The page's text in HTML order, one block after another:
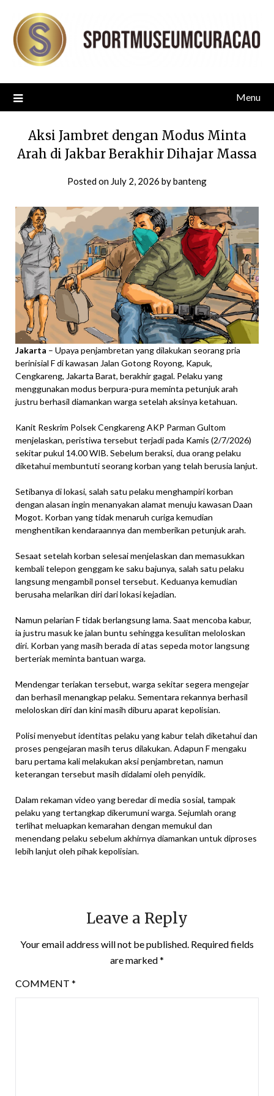
content
Menu
Aksi Jambret dengan Modus Minta
Arah di Jakbar Berakhir Dihajar Massa
Posted on July 2, 2026 bybanteng
Jakarta – Upaya penjambretan yang dilakukan seorang pria
berinisial F di kawasan Jalan Gotong Royong, Kapuk,
Cengkareng, Jakarta Barat, berakhir gagal. Pelaku yang
menggunakan modus berpura-pura meminta petunjuk arah
justru berhasil diamankan warga setelah aksinya ketahuan.
Kanit Reskrim Polsek Cengkareng AKP Parman Gultom
menjelaskan, peristiwa tersebut terjadi pada Kamis (2/7/2026)
sekitar pukul 14.00 WIB. Sebelum beraksi, dua orang pelaku
diketahui membuntuti seorang korban yang telah berusia lanjut.
Setibanya di lokasi, salah satu pelaku menghampiri korban
dengan alasan ingin menanyakan alamat menuju kawasan Daan
Mogot. Korban yang tidak menaruh curiga kemudian
menghentikan kendaraannya dan memberikan petunjuk arah.
Sesaat setelah korban selesai menjelaskan dan memasukkan
kembali telepon genggam ke saku bajunya, salah satu pelaku
langsung mengambil ponsel tersebut. Keduanya kemudian
berusaha melarikan diri dari lokasi kejadian.
Namun pelarian F tidak berlangsung lama. Saat mencoba kabur,
ia justru masuk ke jalan buntu sehingga kesulitan meloloskan
diri. Korban yang masih berada di atas sepeda motor langsung
berteriak meminta bantuan warga.
Mendengar teriakan tersebut, warga sekitar segera mengejar
dan berhasil menangkap pelaku. Sementara rekannya berhasil
meloloskan diri dan kini masih diburu aparat kepolisian.
Polisi menyebut identitas pelaku yang kabur telah diketahui dan
proses pengejaran masih terus dilakukan. Adapun F mengaku
baru pertama kali melakukan aksi penjambretan, namun
keterangan tersebut masih didalami oleh penyidik.
Dalam rekaman video yang beredar di media sosial, tampak
pelaku yang tertangkap dikerumuni warga. Sejumlah orang
terlihat meluapkan kemarahan dengan memukul dan
menendang pelaku sebelum akhirnya diamankan untuk diproses
lebih lanjut oleh pihak kepolisian.
Leave a Reply
Your email address will not be published. Required fields
are marked*
COMMENT *